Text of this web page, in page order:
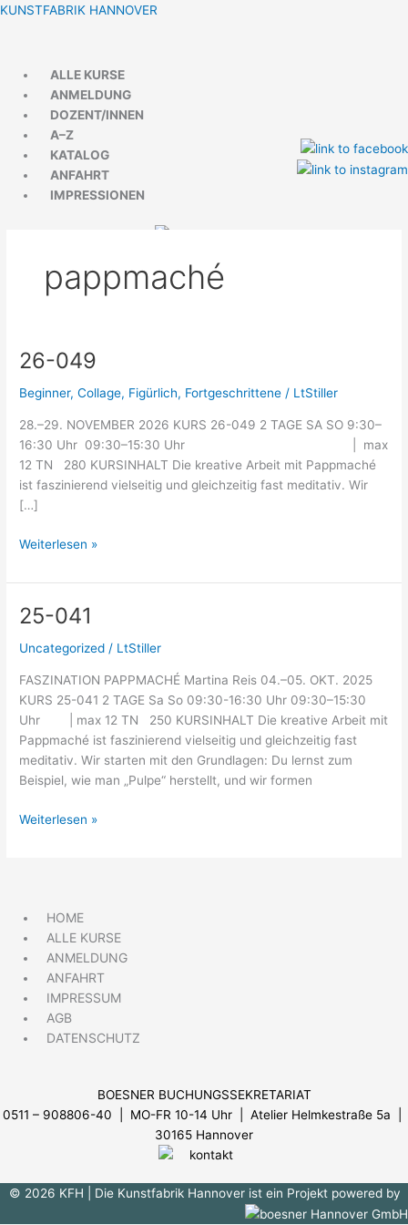
Zum
KUNSTFABRIK HANNOVER
Menü
ALLE KURSE
ANMELDUNG
DOZENT/INNEN
A–Z
KATALOG
ANFAHRT
IMPRESSIONEN
pappmaché
26-049
Beginner,Collage, Figürlich, Fortgeschrittene / LtStiller
28.–29. NOVEMBER 2026 KURS 26-049 2 TAGE SA SO 9:30–
16:30 Uhr 09:30–15:30 Uhr | max
12 TN 280 KURSINHALT Die kreative Arbeit mit Pappmaché
ist faszinierend vielseitig und gleichzeitig fast meditativ. Wir
[…]
26-
Weiterlesen »
25-041
Uncategorized / LtStiller
FASZINATION PAPPMACHÉ Martina Reis 04.–05. OKT. 2025
KURS 25-041 2 TAGE Sa So 09:30-16:30 Uhr 09:30–15:30
Uhr | max 12 TN 250 KURSINHALT Die kreative Arbeit mit
Pappmaché ist faszinierend vielseitig und gleichzeitig fast
meditativ. Wir starten mit den Grundlagen: Du lernst zum
Beispiel, wie man „Pulpe“ herstellt, und wir formen
25-
Weiterlesen »
Menü
HOME
ALLE KURSE
ANMELDUNG
ANFAHRT
IMPRESSUM
AGB
DATENSCHUTZ
BOESNER BUCHUNGSSEKRETARIAT
0511 – 908806-40 | MO-FR 10-14 Uhr
| Atelier Helmkestraße 5a |
30165 Hannover
© 2026 KFH | Die Kunstfabrik Hannover ist ein Projekt powered by